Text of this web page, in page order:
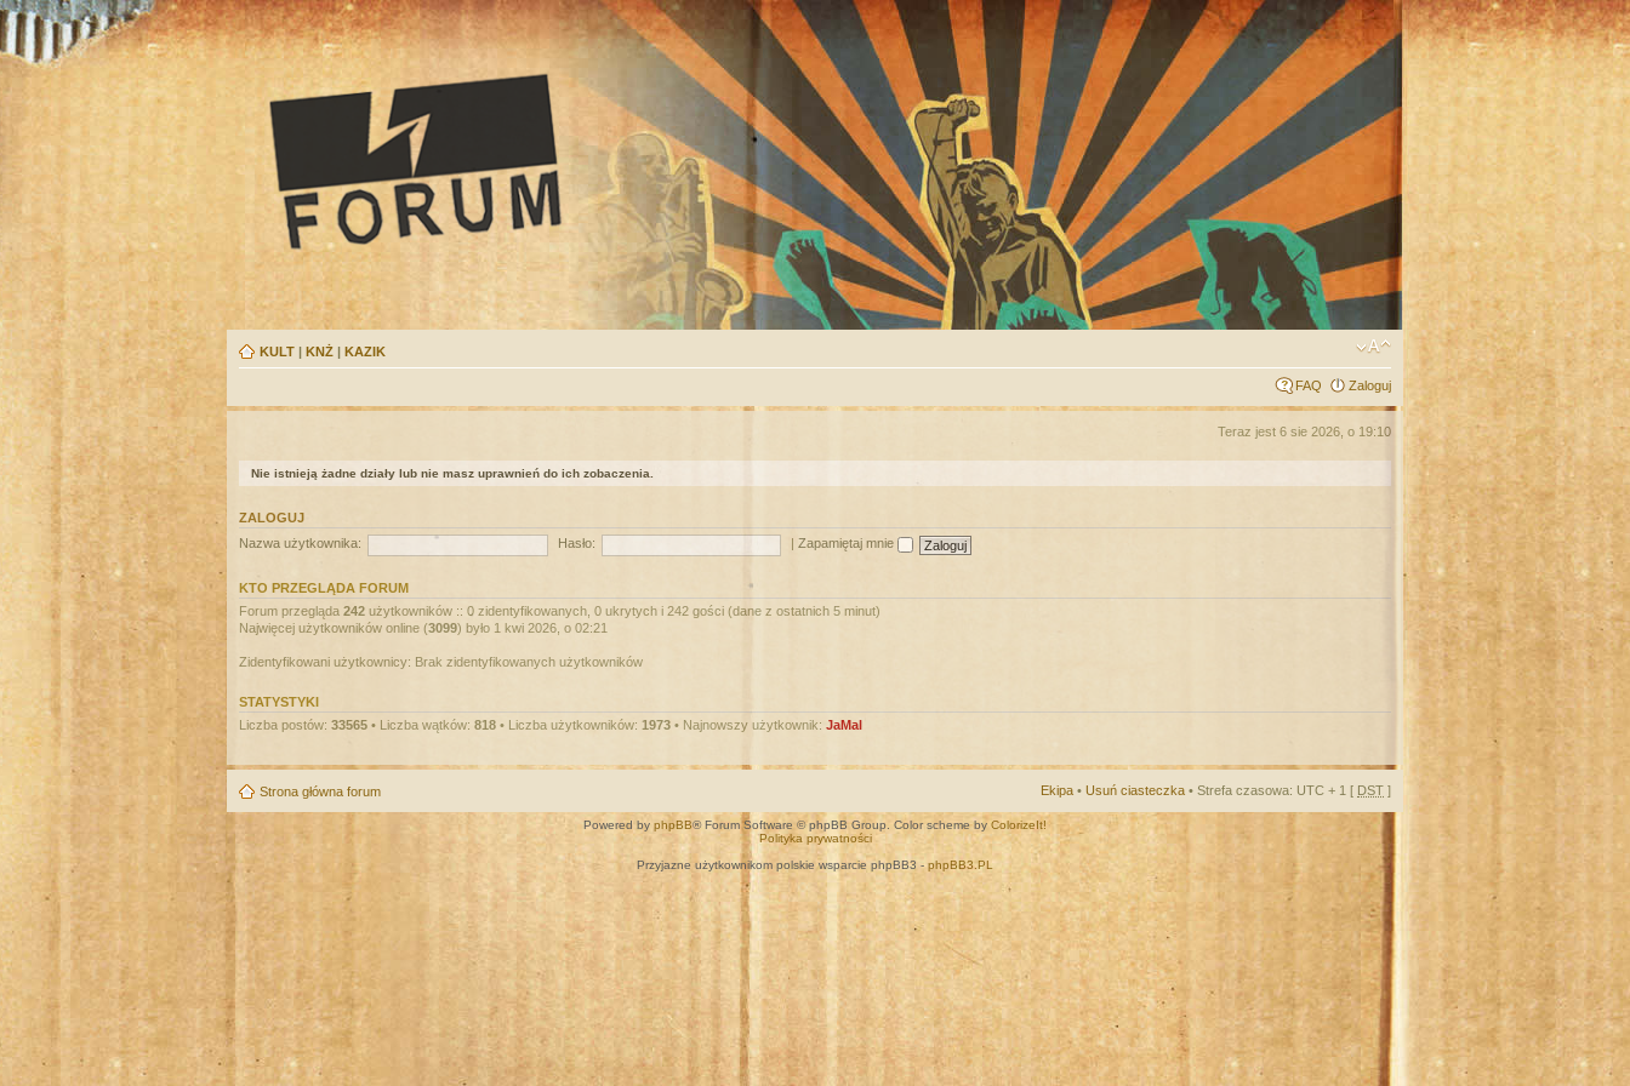
KULT | KNŻ | KAZIK
FAQ Zaloguj
Teraz jest 6 sie 2026, o 19:10
Nie istnieją żadne działy lub nie masz uprawnień do ich zobaczenia.
ZALOGUJ
Nazwa użytkownika:
Hasło: Zapamiętaj mnie
KTO PRZEGLĄDA FORUM
Forum przegląda 242 użytkowników :: 0 zidentyfikowanych, 0 ukrytych i 242 gości (dane z ostatnich 5 minut)
Najwięcej użytkowników online (3099) było 1 kwi 2026, o 02:21
Zidentyfikowani użytkownicy: Brak zidentyfikowanych użytkowników
STATYSTYKI
Liczba postów: 33565 • Liczba wątków: 818 • Liczba użytkowników: 1973 • Najnowszy użytkownik: JaMal
Strona główna forum Ekipa • Usuń ciasteczka • Strefa czasowa: UTC + 1 [ DST ]
Powered by phpBB® Forum Software © phpBB Group. Color scheme by ColorizeIt!
Polityka prywatności
Przyjazne użytkownikom polskie wsparcie phpBB3 - phpBB3.PL